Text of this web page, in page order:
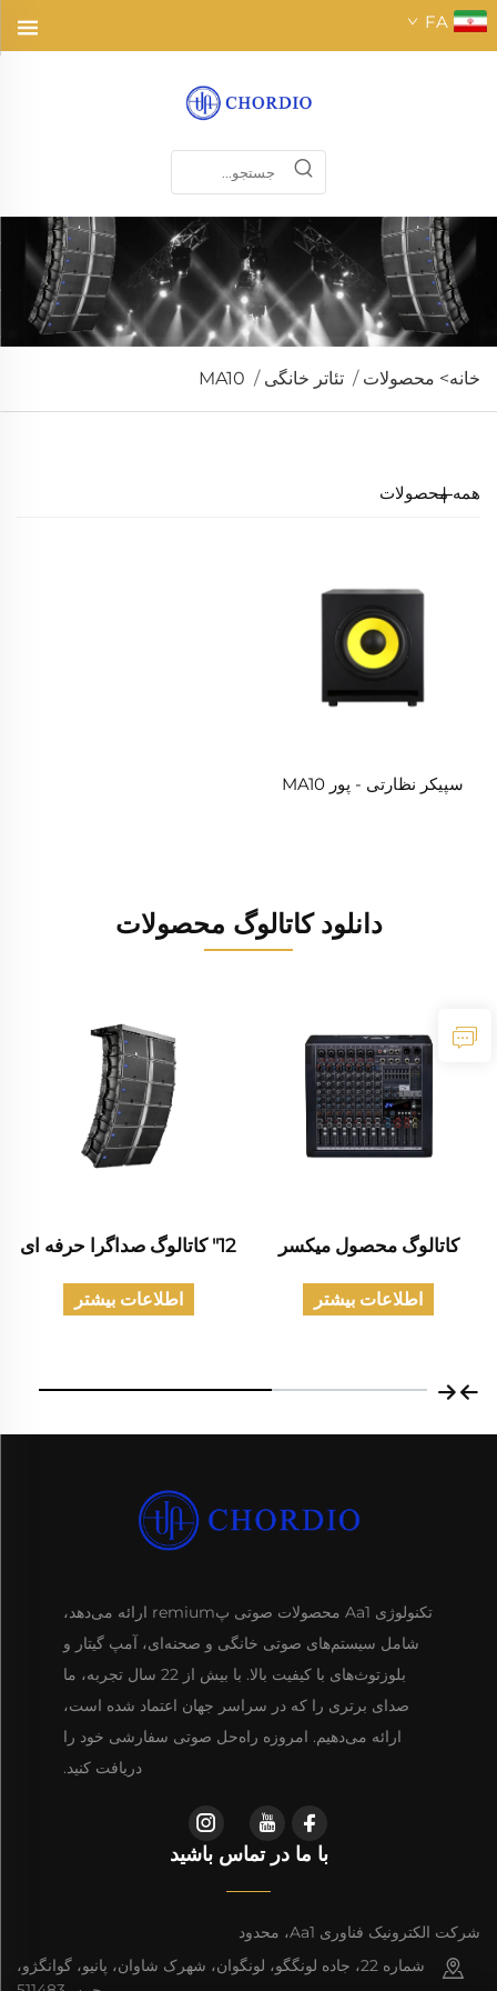
FA
خانه> محصولات / تئاتر خانگی /
MA10
همه محصولات
سپیکر نظارتی - پور MA10
دانلود کاتالوگ محصولات
کاتالوگ محصول میکسر
اطلاعات بیشتر
12" کاتالوگ صداگرا حرفه ای
اطلاعات بیشتر
تکنولوژی Aa1 محصولات صوتی پremium ارائه می‌دهد،
شامل سیستم‌های صوتی خانگی و صحنه‌ای، آمپ گیتار و
بلوزتوث‌های با کیفیت بالا. با بیش از 22 سال تجربه، ما
صدای برتری را که در سراسر جهان اعتماد شده است،
ارائه می‌دهیم. امروزه راه‌حل صوتی سفارشی خود را
دریافت کنید.
با ما در تماس باشید
شرکت الکترونیک فناوری Aa1، محدود
شماره 22، جاده لونگگو، لونگوان، شهرک شاوان، پانیو، گوانگژو،